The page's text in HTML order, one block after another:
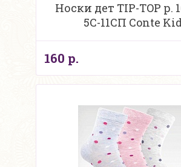
Носки дет TIP-TOP р.
5С-11СП Conte
160 р.